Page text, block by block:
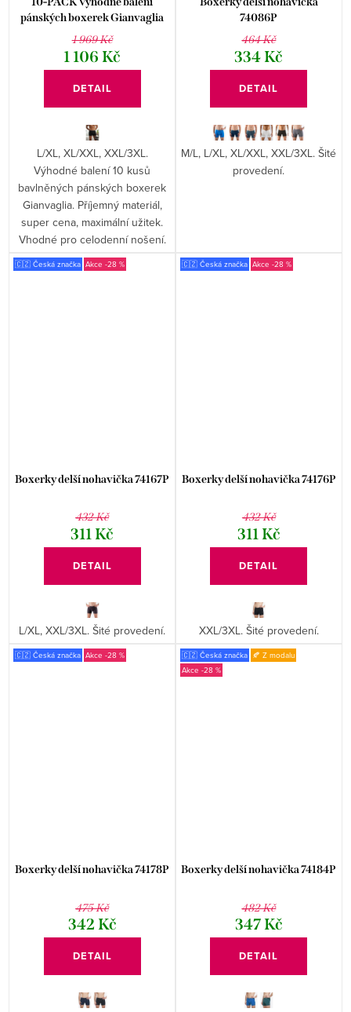
pánských boxerek Gianvaglia
023
1 969 Kč
1 106 Kč
DETAIL
L/XL, XL/XXL, XXL/3XL.
Výhodné balení 10 kusů
bavlněných pánských boxerek
Gianvaglia. Příjemný materiál,
super cena, maximální užitek.
Vhodné pro celodenní nošení.
74086P
464 Kč
334 Kč
DETAIL
M/L, L/XL, XL/XXL, XXL/3XL. Šité
provedení.
🇨🇿 Česká značka -28 %
Boxerky delší nohavička 74167P
432 Kč
311 Kč
DETAIL
L/XL, XXL/3XL. Šité provedení.
🇨🇿 Česká značka -28 %
Boxerky delší nohavička 74176P
432 Kč
311 Kč
DETAIL
XXL/3XL. Šité provedení.
🇨🇿 Česká značka -28 %
Boxerky delší nohavička 74178P
475 Kč
342 Kč
DETAIL
🇨🇿 Česká značka 🍂 Z modalu
-28 %
Boxerky delší nohavička 74184P
482 Kč
347 Kč
DETAIL